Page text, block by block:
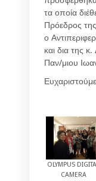
τα οποία
Πρόεδρος
ο
και δια της
Παν/μιου
OLYMPUS
CAMERA